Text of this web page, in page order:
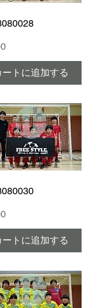
ートに追加する
ートに追加する